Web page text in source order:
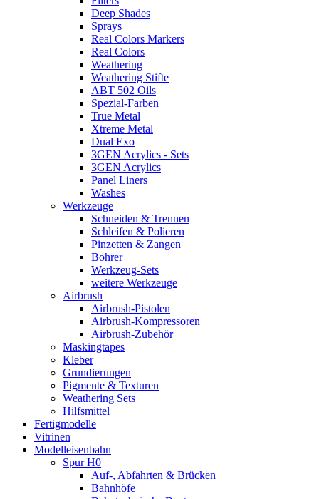
Deep Shades
Sprays
Real Colors Markers
Real Colors
Weathering
Weathering Stifte
ABT 502 Oils
Spezial-Farben
True Metal
Xtreme Metal
Dual Exo
3GEN Acrylics - Sets
3GEN Acrylics
Panel Liners
Washes
Werkzeuge
Schneiden & Trennen
Schleifen & Polieren
Pinzetten & Zangen
Bohrer
Werkzeug-Sets
weitere Werkzeuge
Airbrush
Airbrush-Pistolen
Airbrush-Kompressoren
Airbrush-Zubehör
Maskingtapes
Kleber
Grundierungen
Pigmente & Texturen
Weathering Sets
Hilfsmittel
Fertigmodelle
Vitrinen
Modelleisenbahn
Spur H0
Auf-, Abfahrten & Brücken
Bahnhöfe